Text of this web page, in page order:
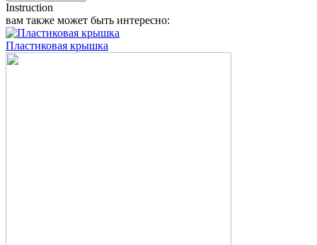
Instruction
вам также может быть интересно:
Пластиковая крышка